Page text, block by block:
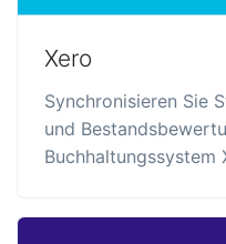
Xero
Synchronisieren Sie
und
Buchhaltungssystem